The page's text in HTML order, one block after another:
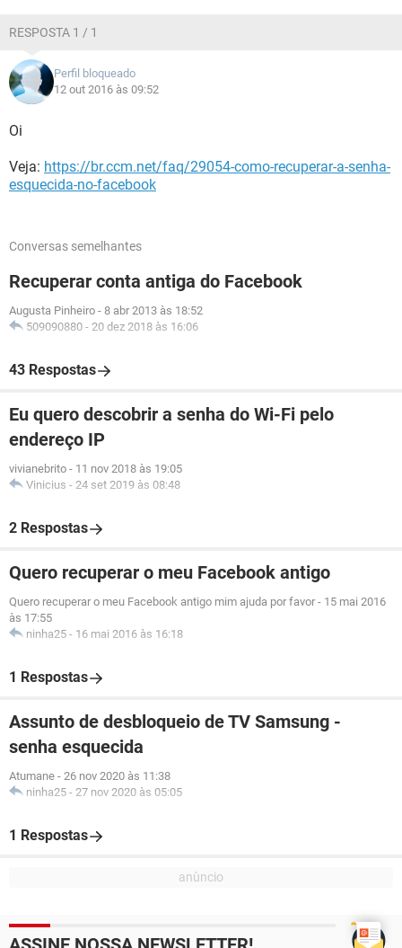
RESPOSTA 1 / 1
Perfil bloqueado
12 out 2016 às 09:52
Oi
Veja: https://br.ccm.net/faq/29054-como-recuperar-a-senha-
esquecida-no-facebook
Conversas semelhantes
Recuperar conta antiga do Facebook
Augusta Pinheiro - 8 abr 2013 às 18:52
509090880 - 20 dez 2018 às 16:06
43 Respostas
Eu quero descobrir a senha do Wi-Fi pelo
endereço IP
vivianebrito - 11 nov 2018 às 19:05
Vinicius - 24 set 2019 às 08:48
2 Respostas
Quero recuperar o meu Facebook antigo
Quero recuperar o meu Facebook antigo mim ajuda por favor - 15 mai 2016
às 17:55
ninha25 - 16 mai 2016 às 16:18
1 Respostas
Assunto de desbloqueio de TV Samsung -
senha esquecida
Atumane - 26 nov 2020 às 11:38
ninha25 - 27 nov 2020 às 05:05
1 Respostas